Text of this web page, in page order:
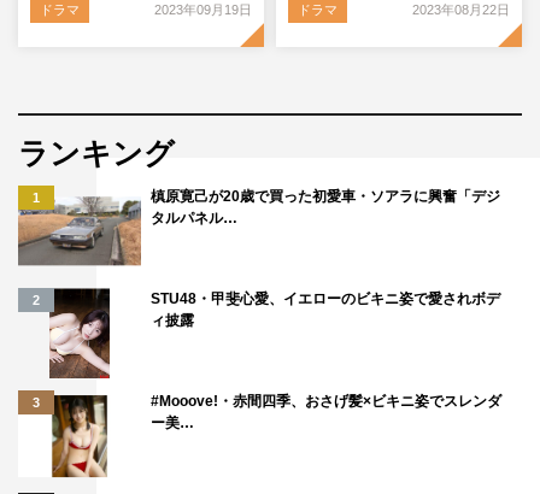
ドラマ 2023年09月19日 ドラマ 2023年08月22日
ランキング
1
槙原寛己が20歳で買った初愛車・ソアラに興奮「デジ
タルパネル…
2
STU48・甲斐心愛、イエローのビキニ姿で愛されボデ
ィ披露
3
#Mooove!・赤間四季、おさげ髪×ビキニ姿でスレンダ
ー美…